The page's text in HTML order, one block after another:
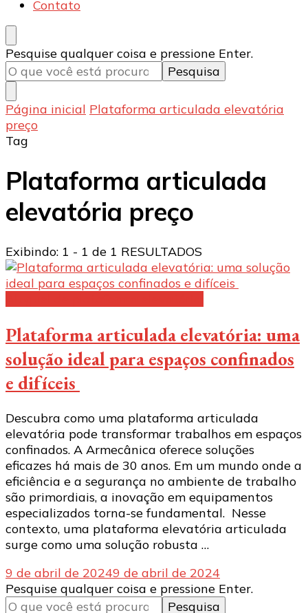
Contato
Procurando
algo?
Pesquise qualquer coisa e pressione Enter.
Página inicial Plataforma articulada elevatória
preço
Tag
Plataforma articulada
elevatória preço
Exibindo: 1 - 1 de 1 RESULTADOS
Plataforma articulada elevatória: uma
solução ideal para espaços confinados
e difíceis
Descubra como uma plataforma articulada
elevatória pode transformar trabalhos em espaços
confinados. A Armecânica oferece soluções
eficazes há mais de 30 anos. Em um mundo onde a
eficiência e a segurança no ambiente de trabalho
são primordiais, a inovação em equipamentos
especializados torna-se fundamental. Nesse
contexto, uma plataforma elevatória articulada
surge como uma solução robusta …
9 de abril de 20249 de abril de 2024
Procurando
algo?
Pesquise qualquer coisa e pressione Enter.